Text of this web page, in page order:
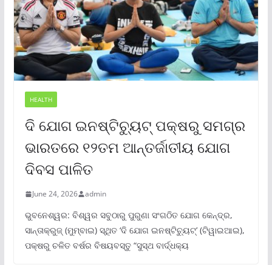
HEALTH
ଦି ଯୋଗ ଇନଷ୍ଟିଚ୍ୟୁଟ୍ ପକ୍ଷରୁ ସମଗ୍ର
ଭାରତରେ ୧୨ତମ ଆନ୍ତର୍ଜାତୀୟ ଯୋଗ
ଦିବସ ପାଳିତ
June 24, 2026 admin
ଭୁବନେଶ୍ୱର: ବିଶ୍ୱର ସବୁଠାରୁ ପୁରୁଣା ସଂଗଠିତ ଯୋଗ କେନ୍ଦ୍ର,
ସାନ୍ତାକ୍ରୁଜ୍ (ମୁମ୍ବାଇ) ସ୍ଥିତ ‘ଦି ଯୋଗ ଇନଷ୍ଟିଚ୍ୟୁଟ୍‌’ (ଟିୱାଇଆଇ),
ପକ୍ଷରୁ ଚଳିତ ବର୍ଷର ବିଷୟବସ୍ତୁ “ସୁସ୍ଥ ବାର୍ଦ୍ଧକ୍ୟ